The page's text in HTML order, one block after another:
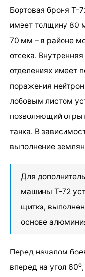
Бортовая броня Т-
имеет толщину 80
70 мм – в районе
отсека.
отделениях имеет
поражения
лобовым листом
позволяющий
танка. В
выполнение
Для
машины Т-72
щитка,
основе
Перед началом
вперед на угол